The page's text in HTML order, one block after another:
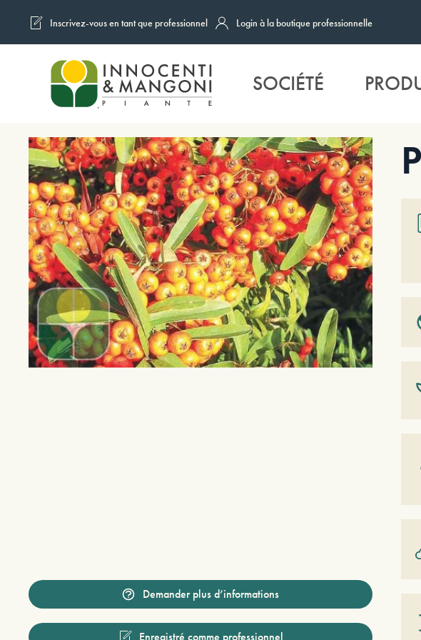
Skip to main content
Inscrivez-vous en tant que professionnel Login à la boutique professionnelle
SOCIÉTÉ
Demander plus d’informations
Enregistré comme professionnel